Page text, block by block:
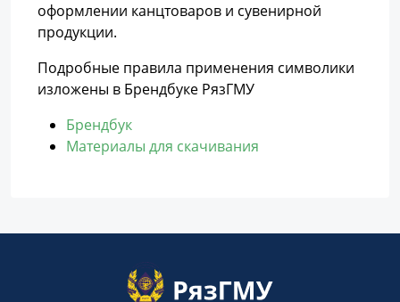
оформлении канцтоваров и сувенирной
продукции.
Подробные правила применения символики
изложены в Брендбуке РязГМУ
Брендбук
Материалы для скачивания